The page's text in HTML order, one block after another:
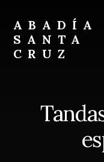
content
footer
ABADÍA
SANTA
CRUZ